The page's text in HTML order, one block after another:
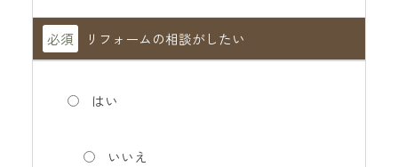
必須 リフォームの相談がしたい
はい
いいえ